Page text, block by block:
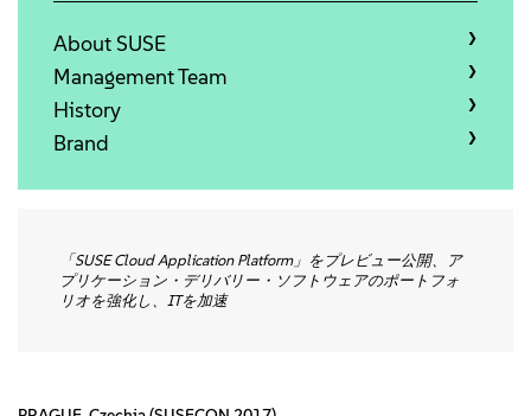
無料ダウンロード
「SUSE Cloud Application Platform」をプレビュー公開、ア
プリケーション・デリバリー・ソフトウェアのポートフォ
リオを強化し、ITを加速
About SUSE
Management Team
History
Brand